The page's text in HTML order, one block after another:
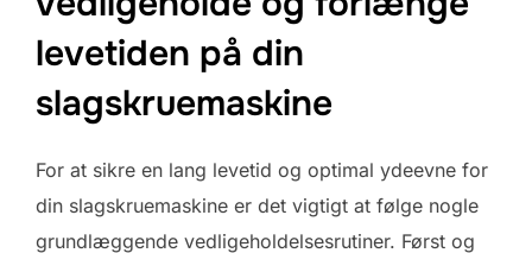
levetiden på din
slagskruemaskine
For at sikre en lang levetid og optimal ydeevne for
din slagskruemaskine er det vigtigt at følge nogle
grundlæggende vedligeholdelsesrutiner. Først og